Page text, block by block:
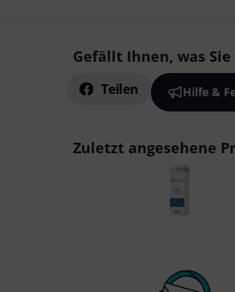
Gefällt Ihnen, was Sie
Teilen Hilfe &
Zuletzt angesehene